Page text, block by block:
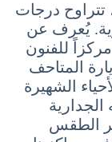
تتراوح درجات
13 و23 درجة مئوية. يُعرف عن
مركزاً للفنون
المتاحف
الشهيرة
الجدارية
الطقس